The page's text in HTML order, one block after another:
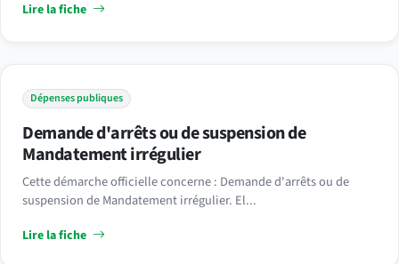
Lire la fiche
Dépenses publiques
Demande d'arrêts ou de suspension de
Mandatement irrégulier
Cette démarche officielle concerne : Demande d'arrêts ou de
suspension de Mandatement irrégulier. El...
Lire la fiche